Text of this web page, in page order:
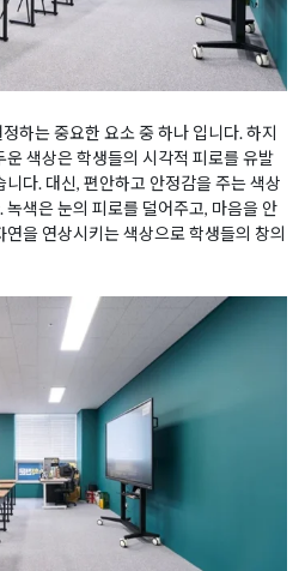
하는 중요한 요소 중 하나 입니다. 하지
색상은 학생들의 시각적 피로를 유발
다. 대신, 편안하고 안정감을 주는 색상
색은 눈의 피로를 덜어주고, 마음을 안
을 연상시키는 색상으로 학생들의 창의